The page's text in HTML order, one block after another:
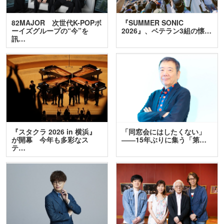
82MAJOR 次世代K-POPボ
ーイズグループの“今”を
訊…
『SUMMER SONIC
2026』、ベテラン3組の懐…
『スタクラ 2026 in 横浜』
が開幕 今年も多彩なス
テ…
「同窓会にはしたくない」
――15年ぶりに集う「第…